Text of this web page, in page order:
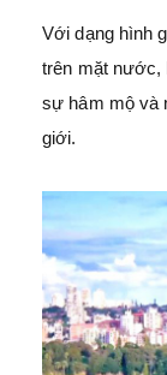
Với dạng hình
trên mặt nước,
sự hâm mộ và
giới.